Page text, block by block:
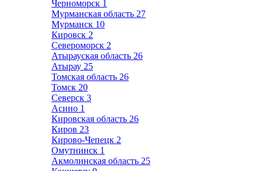
Черноморск 1
Мурманская область 27
Мурманск 10
Кировск 2
Североморск 2
Атырауская область 26
Атырау 25
Томская область 26
Томск 20
Северск 3
Асино 1
Кировская область 26
Киров 23
Кирово-Чепецк 2
Омутнинск 1
Акмолинская область 25